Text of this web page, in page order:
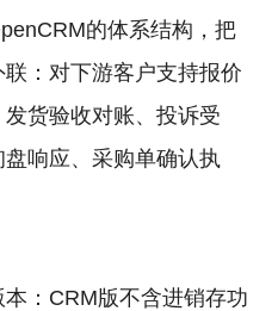
的体系结构，把
：对下游客户支持报价
货验收对账、投诉受
响应、采购单确认执
：CRM版不含进销存功